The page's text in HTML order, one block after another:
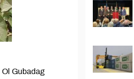
Ol Gubadag